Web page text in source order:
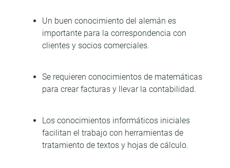
Un buen conocimiento del alemán es
importante para la correspondencia con
clientes y socios comerciales.
Se requieren conocimientos de matemáticas
para crear facturas y llevar la contabilidad.
Los conocimientos informáticos iniciales
facilitan el trabajo con herramientas de
tratamiento de textos y hojas de cálculo.